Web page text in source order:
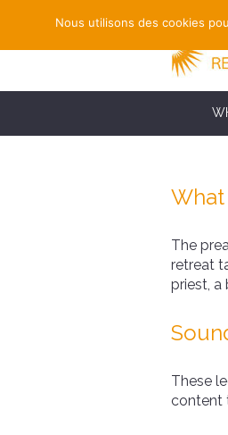
What
The
retreat
priest, a
These
content
Nous utilisons des cookies